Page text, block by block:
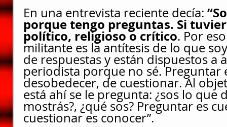
En una entrevista reciente decía:
porque tengo preguntas. Si
político, religioso o crítico. Por
militante es la antítesis de lo que
de respuestas y están dispuestos a
periodista porque no sé.
desobedecer, de cuestionar. Al
está ahí se le pregunta: ¿sos lo que
mostrás?, ¿qué sos? Preguntar es
cuestionar es conocer”.